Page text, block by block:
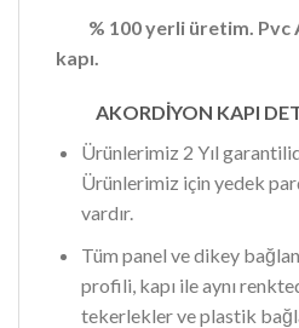
% 100 yerli üretim. Pvc
kapı.
AKORDİYON KAPI
Ürünlerimiz 2 Yıl
Ürünlerimiz için yedek
vardır.
Tüm panel ve dikey
profili, kapı ile aynı
tekerlekler ve plastik